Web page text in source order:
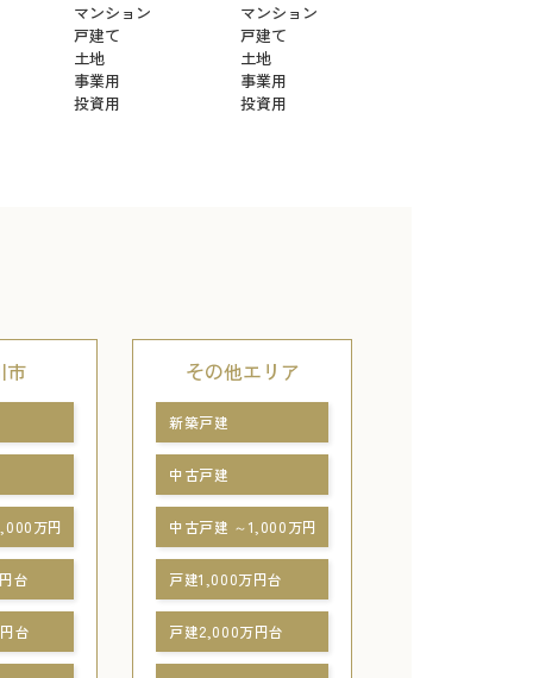
マンション
戸建て
土地
事業用
投資用
マンション
戸建て
土地
事業用
投資用
市
万円
台
台
その他エリア
新築戸建
中古戸建
中古戸建 ～1,000万円
戸建1,000万円台
戸建2,000万円台